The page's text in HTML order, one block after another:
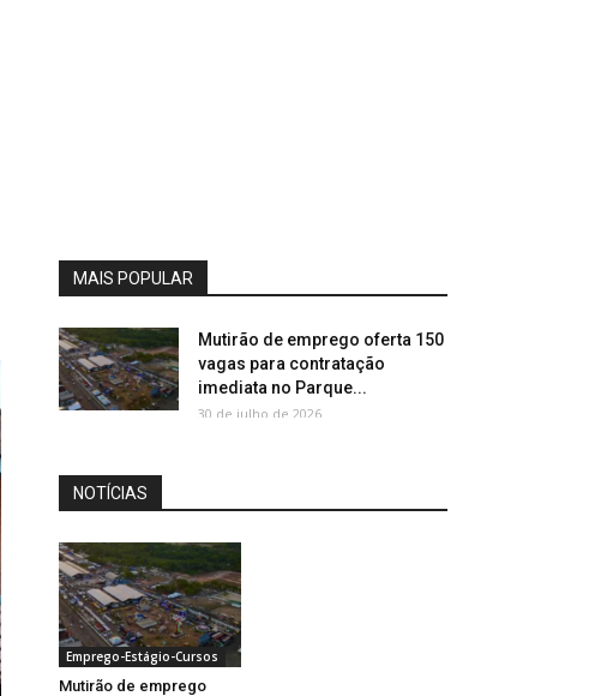
MAIS POPULAR
Mutirão de emprego oferta 150
vagas para contratação
imediata no Parque...
30 de julho de 2026
NOTÍCIAS
Emprego-Estágio-Cursos
Mutirão de emprego